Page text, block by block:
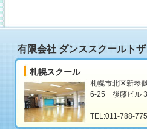
有限会社 ダンススクールトザ
札幌スクール
札幌市北区新琴
6-25 後藤ビル
TEL:011-788-